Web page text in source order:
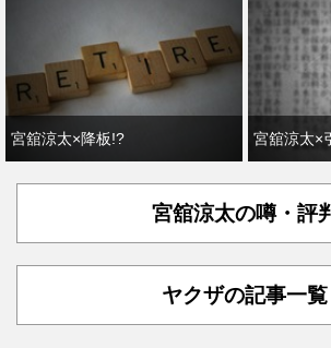
宮舘涼太×降板!? 宮舘涼太×
宮舘涼太の噂・評
ヤクザの記事一覧